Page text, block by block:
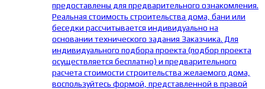
предоставлены для предварительного ознакомления.
Реальная стоимость строительства дома, бани или
беседки рассчитывается индивидуально на
основании технического задания Заказчика. Для
индивидуального подбора проекта (подбор проекта
осуществляется бесплатно) и предварительного
расчета стоимости строительства желаемого дома,
воспользуйтесь формой, представленной в правой